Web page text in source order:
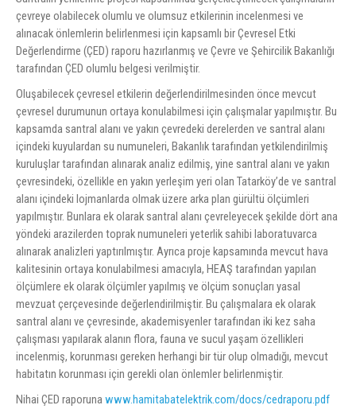
çevreye olabilecek olumlu ve olumsuz etkilerinin incelenmesi ve
alınacak önlemlerin belirlenmesi için kapsamlı bir Çevresel Etki
Değerlendirme (ÇED) raporu hazırlanmış ve Çevre ve Şehircilik Bakanlığı
tarafından ÇED olumlu belgesi verilmiştir.
Oluşabilecek çevresel etkilerin değerlendirilmesinden önce mevcut
çevresel durumunun ortaya konulabilmesi için çalışmalar yapılmıştır. Bu
kapsamda santral alanı ve yakın çevredeki derelerden ve santral alanı
içindeki kuyulardan su numuneleri, Bakanlık tarafından yetkilendirilmiş
kuruluşlar tarafından alınarak analiz edilmiş, yine santral alanı ve yakın
çevresindeki, özellikle en yakın yerleşim yeri olan Tatarköy’de ve santral
alanı içindeki lojmanlarda olmak üzere arka plan gürültü ölçümleri
yapılmıştır. Bunlara ek olarak santral alanı çevreleyecek şekilde dört ana
yöndeki arazilerden toprak numuneleri yeterlik sahibi laboratuvarca
alınarak analizleri yaptırılmıştır. Ayrıca proje kapsamında mevcut hava
kalitesinin ortaya konulabilmesi amacıyla, HEAŞ tarafından yapılan
ölçümlere ek olarak ölçümler yapılmış ve ölçüm sonuçları yasal
mevzuat çerçevesinde değerlendirilmiştir. Bu çalışmalara ek olarak
santral alanı ve çevresinde, akademisyenler tarafından iki kez saha
çalışması yapılarak alanın flora, fauna ve sucul yaşam özellikleri
incelenmiş, korunması gereken herhangi bir tür olup olmadığı, mevcut
habitatın korunması için gerekli olan önlemler belirlenmiştir.
Nihai ÇED raporuna www.hamitabatelektrik.com/docs/cedraporu.pdf